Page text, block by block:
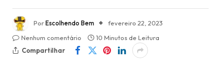
PorEscolhendo Bem
fevereiro 22, 2023
Nenhum comentário
10 Minutos de Leitura
Compartilhar